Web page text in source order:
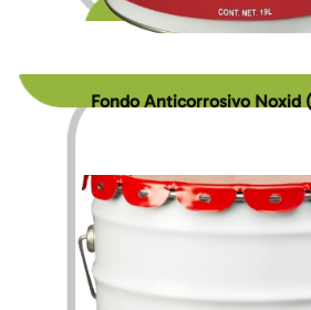
Fondo Anticorrosivo Noxid